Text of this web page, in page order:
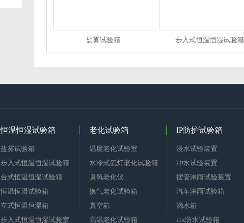
盐雾试验箱 步入式恒温恒湿试验箱
恒温恒湿试验箱
盐雾试验箱
步入式恒温恒湿试验箱
台式恒温恒湿试验箱
恒温恒湿试验箱
立式恒温恒湿箱
步入式恒温恒湿试验室
老化试验箱
温度老化试验室
水冷式氙灯老化试验箱
臭氧老化仪
换气老化试验箱
真空箱
高温老化试验箱
IP防护试验箱
浸水试验装置
冲水试验装置
摆管淋雨试验装置
汽车淋雨试验箱
滴水箱
ipx防水试验箱